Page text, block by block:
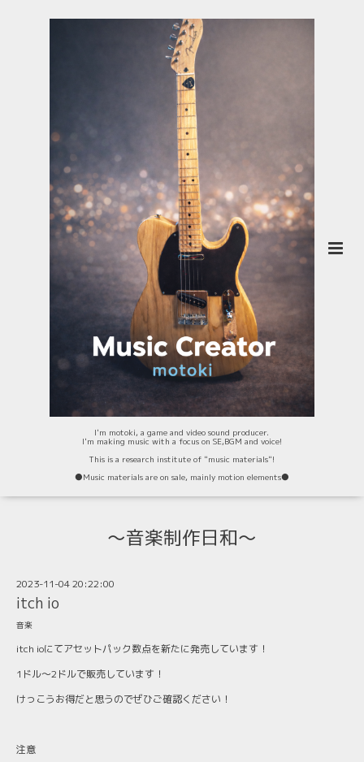
I'm motoki, a game and video sound producer.
I'm making music with a focus on SE,BGM and voice!
This is a research institute of "music materials"!
⚫️Music materials are on sale, mainly motion elements⚫️
〜音楽制作日和〜
2023-11-04 20:22:00
itch io
音楽
itch ioにてアセットパック数点を新たに発売しています！
1ドル〜2ドルで販売しています！
けっこうお得だと思うのでぜひご確認ください！
注意